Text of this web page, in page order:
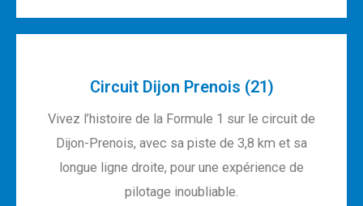
Circuit Dijon Prenois (21)
Vivez l’histoire de la Formule 1 sur le circuit de
Dijon-Prenois, avec sa piste de 3,8 km et sa
longue ligne droite, pour une expérience de
pilotage inoubliable.